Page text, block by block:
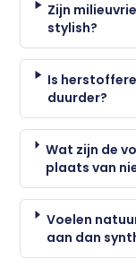
Zijn
stylish?
Is
duurder?
Wat zijn de
plaats van
Voelen
aan dan